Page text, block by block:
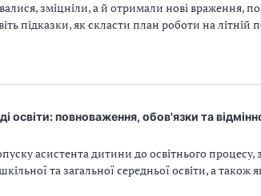
зміцніли, а й отримали нові враження,
підказки, як скласти план роботи на літній
освіти: повноваження, обов'язки та
асистента дитини до освітнього
та загальної середньої освіти, а також